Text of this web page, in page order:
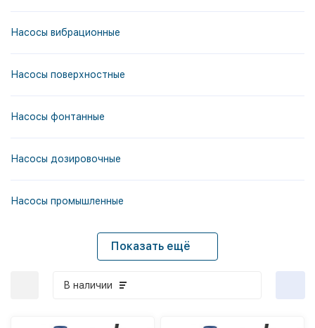
Насосы вибрационные
Насосы поверхностные
Насосы фонтанные
Насосы дозировочные
Насосы промышленные
Показать ещё
В наличии